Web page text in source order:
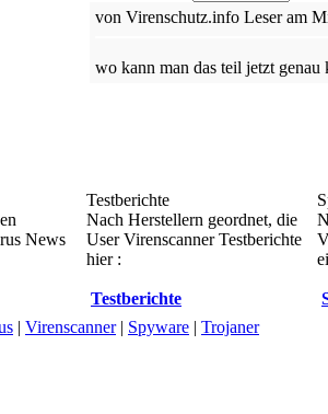
von Virenschutz.info Leser am
wo kann man das teil jetzt genau
News
Testberichte
Nach Herstellern geordnet, die
User Virenscanner Testberichte
hier :
Testberichte
| Virenscanner| Spyware | Trojaner